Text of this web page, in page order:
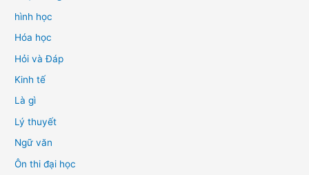
hình học
Hóa học
Hỏi và Đáp
Kinh tế
Là gì
Lý thuyết
Ngữ văn
Ôn thi đại học